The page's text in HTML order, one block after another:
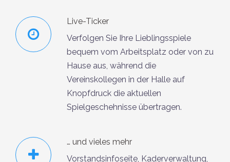
Live-Ticker
Verfolgen Sie Ihre Lieblingsspiele
bequem vom Arbeitsplatz oder von zu
Hause aus, während die
Vereinskollegen in der Halle auf
Knopfdruck die aktuellen
Spielgeschehnisse übertragen.
… und vieles mehr
Vorstandsinfoseite, Kaderverwaltung,